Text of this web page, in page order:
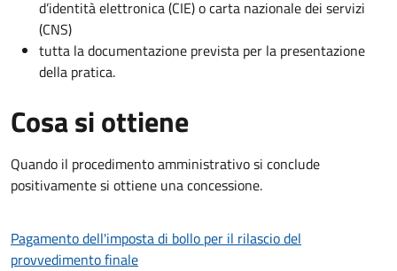
d’identità elettronica (CIE) o carta nazionale dei servizi
(CNS)
tutta la documentazione prevista per la presentazione
della pratica.
Cosa si ottiene
Quando il procedimento amministrativo si conclude
positivamente si ottiene una concessione.
Pagamento dell'imposta di bollo per il rilascio del
provvedimento finale